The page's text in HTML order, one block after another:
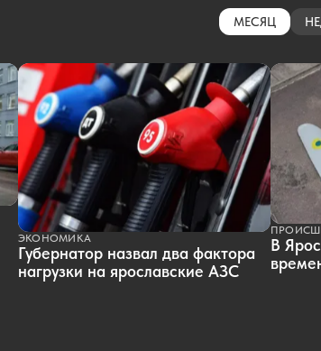
МЕСЯЦ
ЭКОНОМИКА
Губернатор назвал два фактора
нагрузки на ярославские АЗС
В